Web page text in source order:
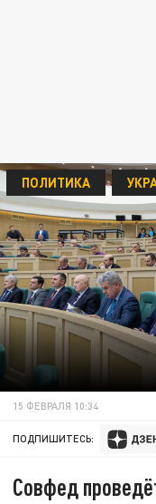
ПОЛИТИКА
15 ФЕВРАЛЯ 10:34
ПОДПИШИТЕСЬ:
Совфед